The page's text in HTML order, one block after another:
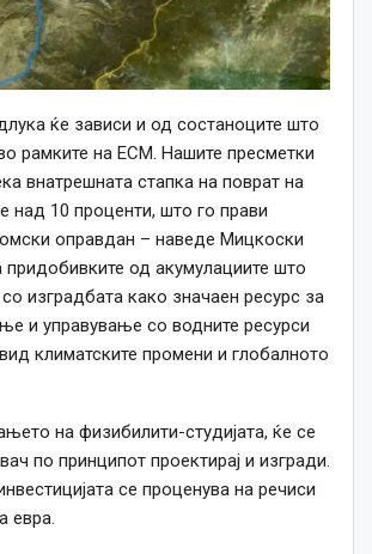
ќе зависи и од состаноците што
рамките на ЕСМ. Нашите пресметки
внатрешната стапка на поврат на
над 10 проценти, што го прави
оправдан – наведе Мицкоски
придобивките од акумулациите што
изградбата како значаен ресурс за
и управување со водните ресурси
климатските промени и глобалното
на физибилити-студијата, ќе се
по принципот проектирај и изгради.
се проценува на речиси
евра.